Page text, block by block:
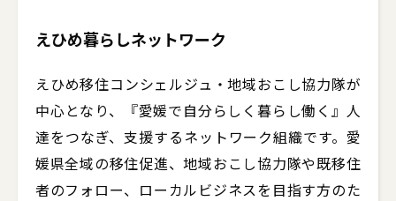
えひめ暮らしネットワーク
えひめ移住コンシェルジュ・地域おこし協力隊が
中心となり、『愛媛で自分らしく暮らし働く』人
達をつなぎ、支援するネットワーク組織です。愛
媛県全域の移住促進、地域おこし協力隊や既移住
者のフォロー、ローカルビジネスを目指す方のた